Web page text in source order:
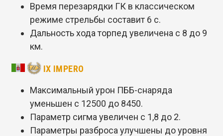
Время перезарядки ГК в классическом
режиме стрельбы составит 6 с.
Дальность хода торпед увеличена с 8 до 9
км.
IX IMPERO
Максимальный урон ПББ-снаряда
уменьшен с 12500 до 8450.
Параметр сигма увеличен с 1,8 до 2.
Параметры разброса улучшены до уровня